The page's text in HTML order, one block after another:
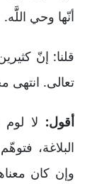
أنّها وحي اللََّه.
قلنا: إنّ
تعالى. انتهى
أقول: لا
البلاغة،
وإن كان